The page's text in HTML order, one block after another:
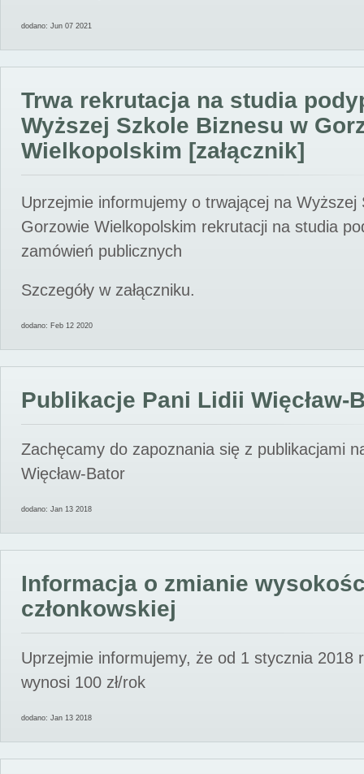
dodano: Jun 07 2021
Trwa rekrutacja na studia
Wyższej Szkole Biznesu w
Wielkopolskim [załącznik]
Uprzejmie informujemy o trwającej na Wyższej
Gorzowie Wielkopolskim rekrutacji na studia
zamówień publicznych
Szczegóły w załączniku.
dodano: Feb 12 2020
Publikacje Pani Lidii Więcław-
Zachęcamy do zapoznania się z publikacjami
Więcław-Bator
dodano: Jan 13 2018
Informacja o zmianie
członkowskiej
Uprzejmie informujemy, że od 1 stycznia 2018
wynosi 100 zł/rok
dodano: Jan 13 2018